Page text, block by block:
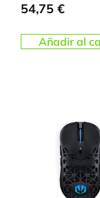
54,75€
Añadir al